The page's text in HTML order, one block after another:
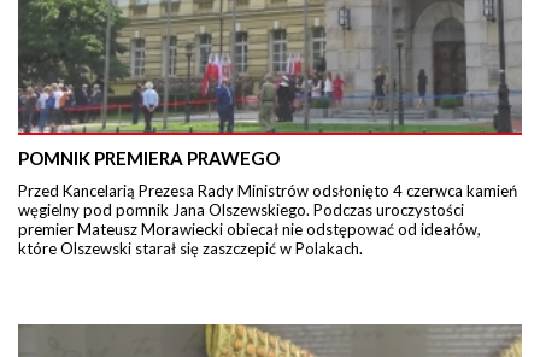
POMNIK PREMIERA PRAWEGO
Przed Kancelarią Prezesa Rady Ministrów odsłonięto 4 czerwca kamień
węgielny pod pomnik Jana Olszewskiego. Podczas uroczystości
premier Mateusz Morawiecki obiecał nie odstępować od ideałów,
które Olszewski starał się zaszczepić w Polakach.